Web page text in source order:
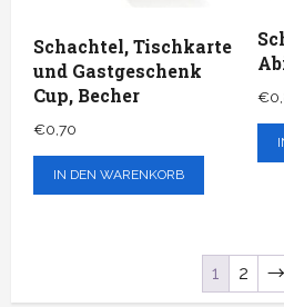
Schachtel, Tischkarte
und Gastgeschenk
Cup, Becher
€0,70
IN DEN WARENKORB
€
1 2 →